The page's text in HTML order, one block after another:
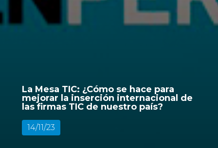
La Mesa TIC: ¿Cómo se hace para
mejorar la inserción internacional de
las firmas TIC de nuestro país?
14/11/23